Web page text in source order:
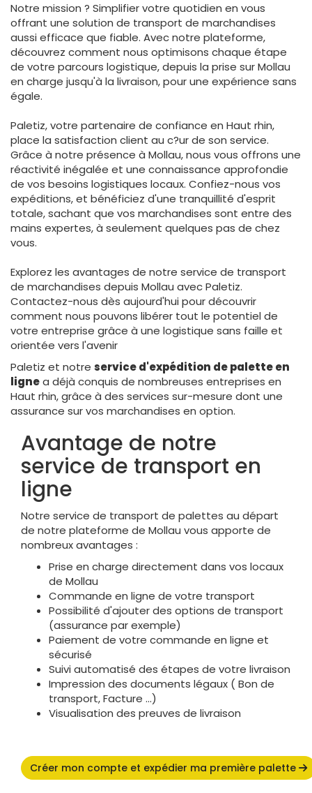
Notre mission ? Simplifier votre quotidien en vous
offrant une solution de transport de marchandises
aussi efficace que fiable. Avec notre plateforme,
découvrez comment nous optimisons chaque étape
de votre parcours logistique, depuis la prise sur Mollau
en charge jusqu'à la livraison, pour une expérience sans
égale.
Paletiz, votre partenaire de confiance en Haut rhin,
place la satisfaction client au c?ur de son service.
Grâce à notre présence à Mollau, nous vous offrons une
réactivité inégalée et une connaissance approfondie
de vos besoins logistiques locaux. Confiez-nous vos
expéditions, et bénéficiez d'une tranquillité d'esprit
totale, sachant que vos marchandises sont entre des
mains expertes, à seulement quelques pas de chez
vous.
Explorez les avantages de notre service de transport
de marchandises depuis Mollau avec Paletiz.
Contactez-nous dès aujourd'hui pour découvrir
comment nous pouvons libérer tout le potentiel de
votre entreprise grâce à une logistique sans faille et
orientée vers l'avenir
Paletiz et notre service d'expédition de palette en
lignea déjà conquis de nombreuses entreprises en
Haut rhin, grâce à des services sur-mesure dont une
assurance sur vos marchandises en option.
Avantage de notre
service de transport en
ligne
Notre service de transport de palettes au départ
de notre plateforme de Mollau vous apporte de
nombreux avantages :
Prise en charge directement dans vos locaux
de Mollau
Commande en ligne de votre transport
Possibilité d'ajouter des options de transport
(assurance par exemple)
Paiement de votre commande en ligne et
sécurisé
Suivi automatisé des étapes de votre livraison
Impression des documents légaux ( Bon de
transport, Facture ...)
Visualisation des preuves de livraison
Créer mon compte et expédier ma première palette